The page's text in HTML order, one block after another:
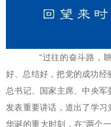
“过往的奋斗路，眺望
好、总结好，把党的成功经
总书记、国家主席、中央
发表重要讲话，道出了学
华诞的重大时刻，在“两个